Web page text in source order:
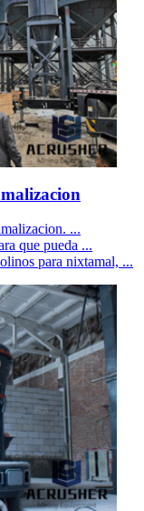
...
que pueda ...
para nixtamal, ...